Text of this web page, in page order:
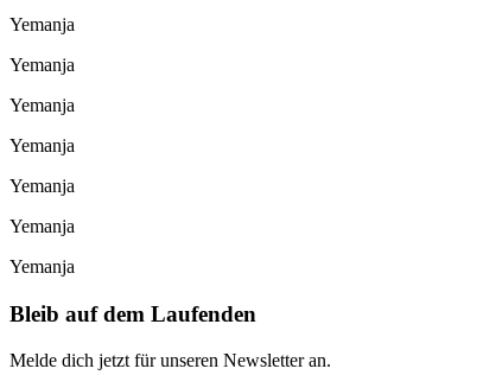
Yemanja
Yemanja
Yemanja
Yemanja
Yemanja
Yemanja
Yemanja
Bleib auf dem Laufenden
Melde dich jetzt für unseren Newsletter an.